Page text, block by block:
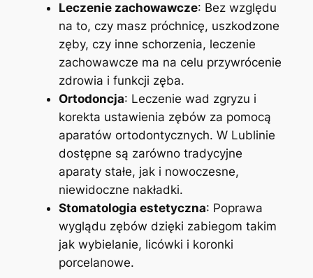
Leczenie zachowawcze: Bez względu
na to, czy masz próchnicę, uszkodzone
zęby, czy inne schorzenia, leczenie
zachowawcze ma na celu przywrócenie
zdrowia i funkcji zęba.
Ortodoncja: Leczenie wad zgryzu i
korekta ustawienia zębów za pomocą
aparatów ortodontycznych. W Lublinie
dostępne są zarówno tradycyjne
aparaty stałe, jak i nowoczesne,
niewidoczne nakładki.
Stomatologia estetyczna: Poprawa
wyglądu zębów dzięki zabiegom takim
jak wybielanie, licówki i koronki
porcelanowe.